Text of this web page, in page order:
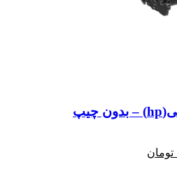
تومان